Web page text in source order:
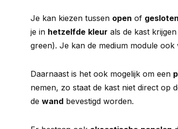
Je kan kiezen tussen open of gesloten
je in hetzelfde kleur als de kast
green). Je kan de medium module ook
Daarnaast is het ook mogelijk om een
nemen, zo staat de kast niet direct op
de wand bevestigd worden.